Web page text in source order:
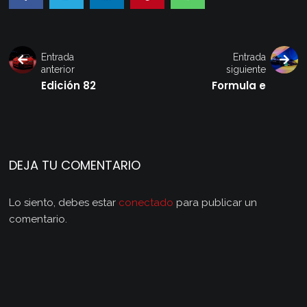
Entrada
anterior
Edición 82
Entrada
siguiente
Formula e
DEJA TU COMENTARIO
Lo siento, debes estar conectado para publicar un
comentario.